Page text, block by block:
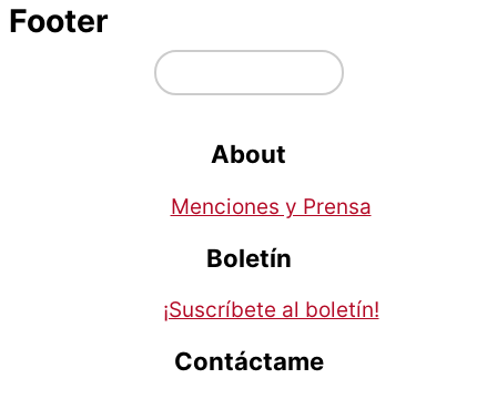
Footer
About
Menciones y Prensa
Boletín
¡Suscríbete al boletín!
Contáctame